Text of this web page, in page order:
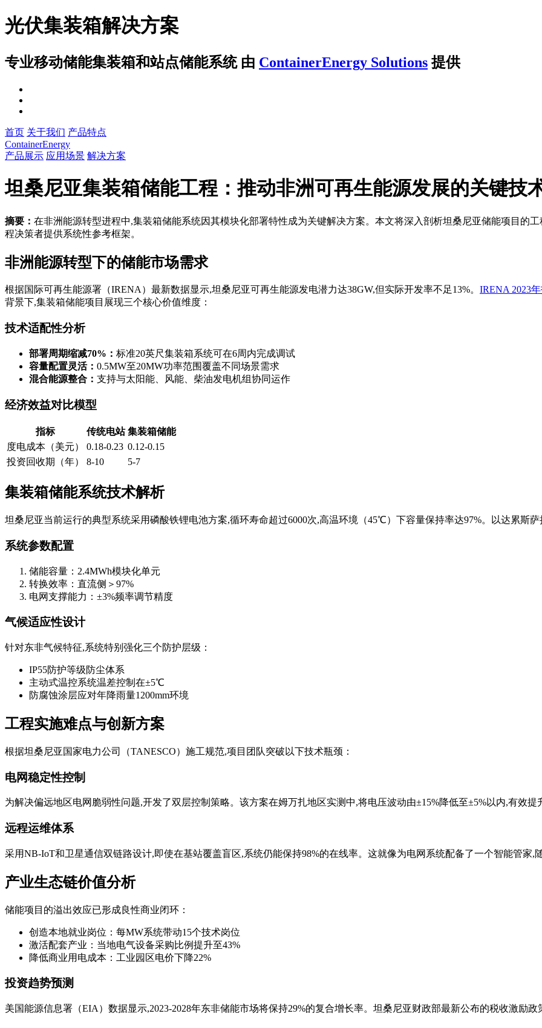
光伏集装箱解决方案
专业移动储能集装箱和站点储能系统 由 ContainerEnergy Solutions 提供
首页 关于我们 产品特点
ContainerEnergy
产品展示 应用场景 解决方案
坦桑尼亚集装箱储能工程：推动非洲可再生能源发展的关键技
摘要： 在非洲能源转型进程中,集装箱储能系统因其模块化部署特性成为关键解决方案。本文将深入剖析坦桑尼亚储能项目的
程决策者提供系统性参考框架。
非洲能源转型下的储能市场需求
根据国际可再生能源署（IRENA）最新数据显示,坦桑尼亚可再生能源发电潜力达38GW,但实际开发率不足13%。 IRENA 2023
背景下,集装箱储能项目展现三个核心价值维度：
技术适配性分析
部署周期缩减70%： 标准20英尺集装箱系统可在6周内完成调试
容量配置灵活： 0.5MW至20MW功率范围覆盖不同场景需求
混合能源整合： 支持与太阳能、风能、柴油发电机组协同运作
经济效益对比模型
指标 传统电站 集装箱储能
度电成本（美元）
0.18-0.23 0.12-0.15
投资回收期（年）
8-10 5-7
集装箱储能系统技术解析
坦桑尼亚当前运行的典型系统采用磷酸铁锂电池方案,循环寿命超过6000次,高温环境（45℃）下容量保持率达97%。以达累斯萨
系统参数配置
储能容量：2.4MWh模块化单元
转换效率：直流侧＞97%
电网支撑能力：±3%频率调节精度
气候适应性设计
针对东非气候特征,系统特别强化三个防护层级：
IP55防护等级防尘体系
主动式温控系统温差控制在±5℃
防腐蚀涂层应对年降雨量1200mm环境
工程实施难点与创新方案
根据坦桑尼亚国家电力公司（TANESCO）施工规范,项目团队突破以下技术瓶颈：
电网稳定性控制
为解决偏远地区电网脆弱性问题,开发了双层控制策略。该方案在姆万扎地区实测中,将电压波动由±15%降低至±5%以内,有效提
远程运维体系
采用NB-IoT和卫星通信双链路设计,即使在基站覆盖盲区,系统仍能保持98%的在线率。这就像为电网系统配备了一个智能管家,
产业生态链价值分析
储能项目的溢出效应已形成良性商业闭环：
创造本地就业岗位：每MW系统带动15个技术岗位
激活配套产业：当地电气设备采购比例提升至43%
降低商业用电成本：工业园区电价下降22%
投资趋势预测
美国能源信息署（EIA）数据显示,2023-2028年东非储能市场将保持29%的复合增长率。坦桑尼亚财政部最新公布的税收激励政